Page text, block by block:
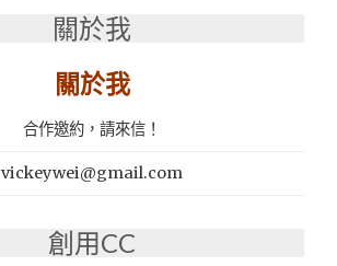
關於我
關於我
合作邀約，請來信！
vickeywei@gmail.com
創用CC